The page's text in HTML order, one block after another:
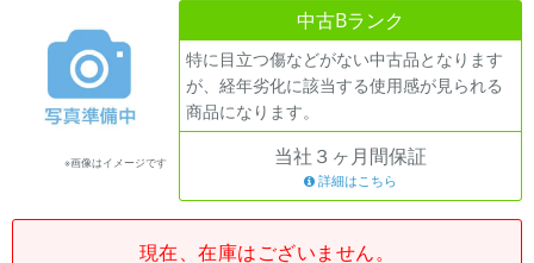
※画像はイメージです
中古Bランク
特に目立つ傷などがない中古品となります
が、経年劣化に該当する使用感が見られる
商品になります。
当社３ヶ月間保証
詳細はこちら
現在、在庫はございません。